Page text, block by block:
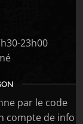
23h00
par le code
compte de info